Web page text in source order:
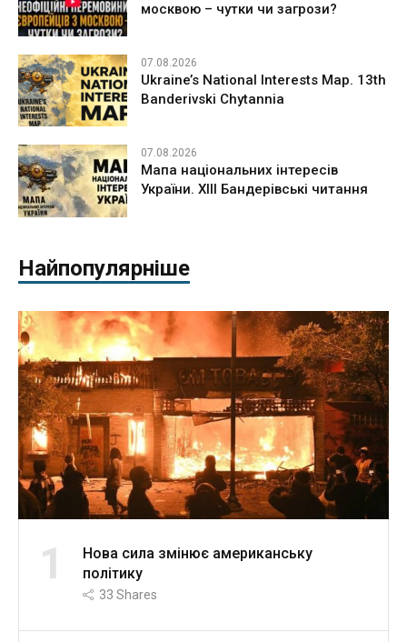
москвою – чутки чи загрози?
07.08.2026
Ukraine’s National Interests Map. 13th
Banderivski Chytannia
07.08.2026
Мапа національних інтересів
України. ХІІІ Бандерівські читання
Найпопулярніше
1
Нова сила змінює американську
політику
33 Shares